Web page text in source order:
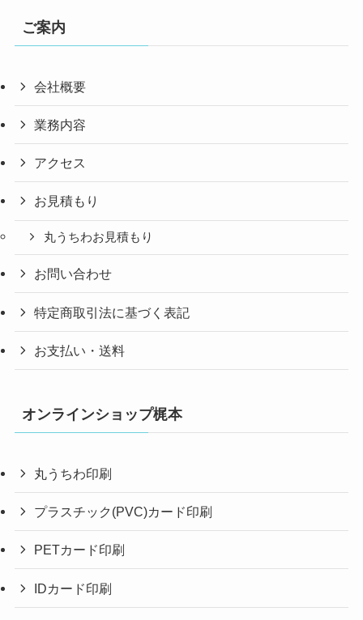
ご案内
会社概要
業務内容
アクセス
お見積もり
丸うちわお見積もり
お問い合わせ
特定商取引法に基づく表記
お支払い・送料
オンラインショップ梶本
丸うちわ印刷
プラスチック(PVC)カード印刷
PETカード印刷
IDカード印刷